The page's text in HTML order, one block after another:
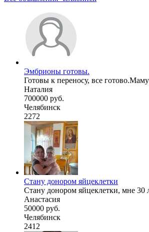
Эмбрионы готовы.
Готовы к переносу, все
Наталия
700000 руб.
Челябинск
2272
Стану донором яйцеклетки
Стану донором яйцеклетки, мне 30
Анастасия
50000 руб.
Челябинск
2412